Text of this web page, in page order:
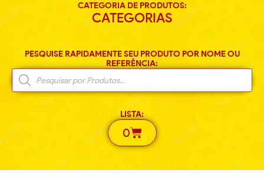
CATEGORIA DE PRODUTOS:
CATEGORIAS
PESQUISE RAPIDAMENTE SEU PRODUTO POR NOME OU
REFERÊNCIA:
LISTA:
0